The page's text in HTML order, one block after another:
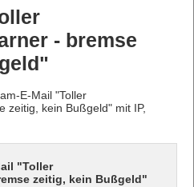
- bremse
E-Mail "Toller
zeitig, kein Bußgeld" mit IP,
"Toller
zeitig, kein Bußgeld"